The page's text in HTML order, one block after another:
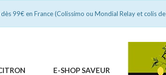
99€ en France (Colissimo ou Mondial Relay et colis
E-SHOP SAVEUR